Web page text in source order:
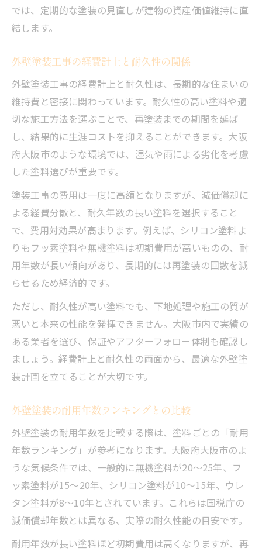
では、定期的な塗装の見直しが建物の資産価値維持に直
結します。
外壁塗装工事の経費計上と耐久性の関係
外壁塗装工事の経費計上と耐久性は、長期的な住まいの
維持費と密接に関わっています。耐久性の高い塗料や適
切な施工方法を選ぶことで、再塗装までの期間を延ば
し、結果的に生涯コストを抑えることができます。大阪
府大阪市のような環境では、湿気や雨による劣化を考慮
した塗料選びが重要です。
塗装工事の費用は一度に高額となりますが、減価償却に
よる経費分散と、耐久年数の長い塗料を選択すること
で、費用対効果が高まります。例えば、シリコン塗料よ
りもフッ素塗料や無機塗料は初期費用が高いものの、耐
用年数が長い傾向があり、長期的には再塗装の回数を減
らせるため経済的です。
ただし、耐久性が高い塗料でも、下地処理や施工の質が
悪いと本来の性能を発揮できません。大阪市内で実績の
ある業者を選び、保証やアフターフォロー体制も確認し
ましょう。経費計上と耐久性の両面から、最適な外壁塗
装計画を立てることが大切です。
外壁塗装の耐用年数ランキングとの比較
外壁塗装の耐用年数を比較する際は、塗料ごとの「耐用
年数ランキング」が参考になります。大阪府大阪市のよ
うな気候条件では、一般的に無機塗料が20〜25年、フ
ッ素塗料が15〜20年、シリコン塗料が10〜15年、ウレ
タン塗料が8〜10年とされています。これらは国税庁の
減価償却年数とは異なる、実際の耐久性能の目安です。
耐用年数が長い塗料ほど初期費用は高くなりますが、再